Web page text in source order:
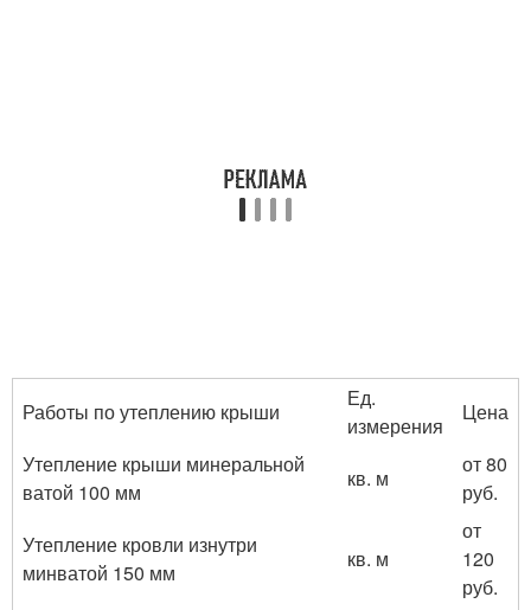
Работы по утеплению крыши
Ед.
измерения
Цена
Утепление крыши минеральной
ватой 100 мм
кв. м
от 80
руб.
Утепление кровли изнутри
минватой 150 мм
кв. м
от
120
руб.